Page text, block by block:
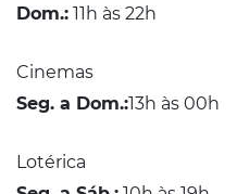
Dom.: 11h às 22h
Cinemas
Seg. a Dom.:13h às 00h
Lotérica